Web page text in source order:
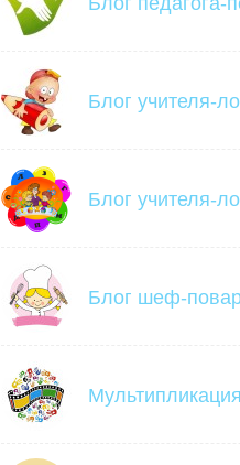
Блог учителя-
Блог учителя-
Блог шеф-
Мультипликация